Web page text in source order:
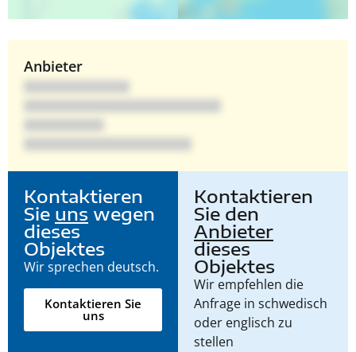
Anbieter
Kontaktieren
Sie uns wegen
dieses
Objektes
Wir sprechen deutsch.
Kontaktieren Sie
uns
Kontaktieren
Sie den
Anbieter
dieses
Objektes
Wir empfehlen die
Anfrage in schwedisch
oder englisch zu
stellen